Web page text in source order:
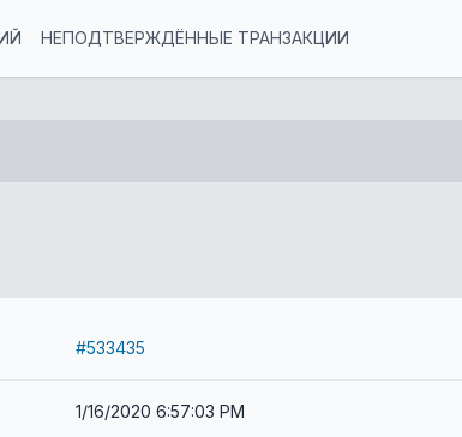
НЕПОДТВЕРЖДЁННЫЕ ТРАНЗАКЦИИ
#533435
1/16/2020 6:57:03 PM